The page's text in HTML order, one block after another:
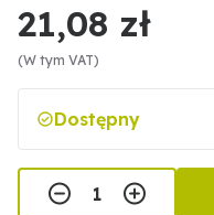
21,08 zł
(W tym VAT)
Dostępny